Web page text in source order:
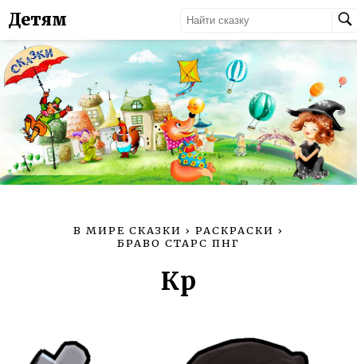
Детям
В МИРЕ СКАЗКИ › РАСКРАСКИ ›
БРАВО СТАРС ПНГ
Кp